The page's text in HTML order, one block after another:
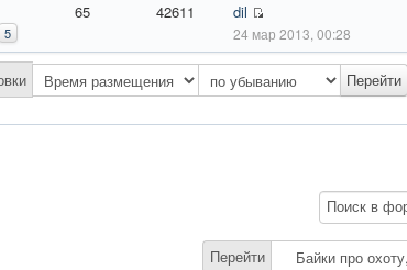
5
65 42611 dil
24 мар 2013, 00:28
Перейти